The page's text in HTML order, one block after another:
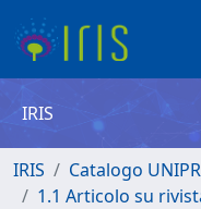
IRIS
IRIS Catalogo UNIPR
1.1 Articolo su